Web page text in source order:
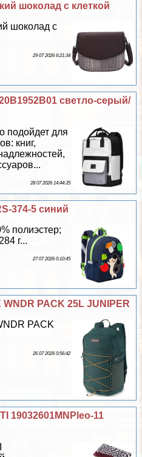
шоколад с клеткой
шоколад с
29 07 2026 6:21:34
светло-серый/
подойдет для
книг,
28 07 2026 14:44:35
374-5 синий
полиэстер;
г...
27 07 2026 0:10:45
PACK 25L JUNIPER
PACK
26 07 2026 0:56:42
19032601MNPleo-11